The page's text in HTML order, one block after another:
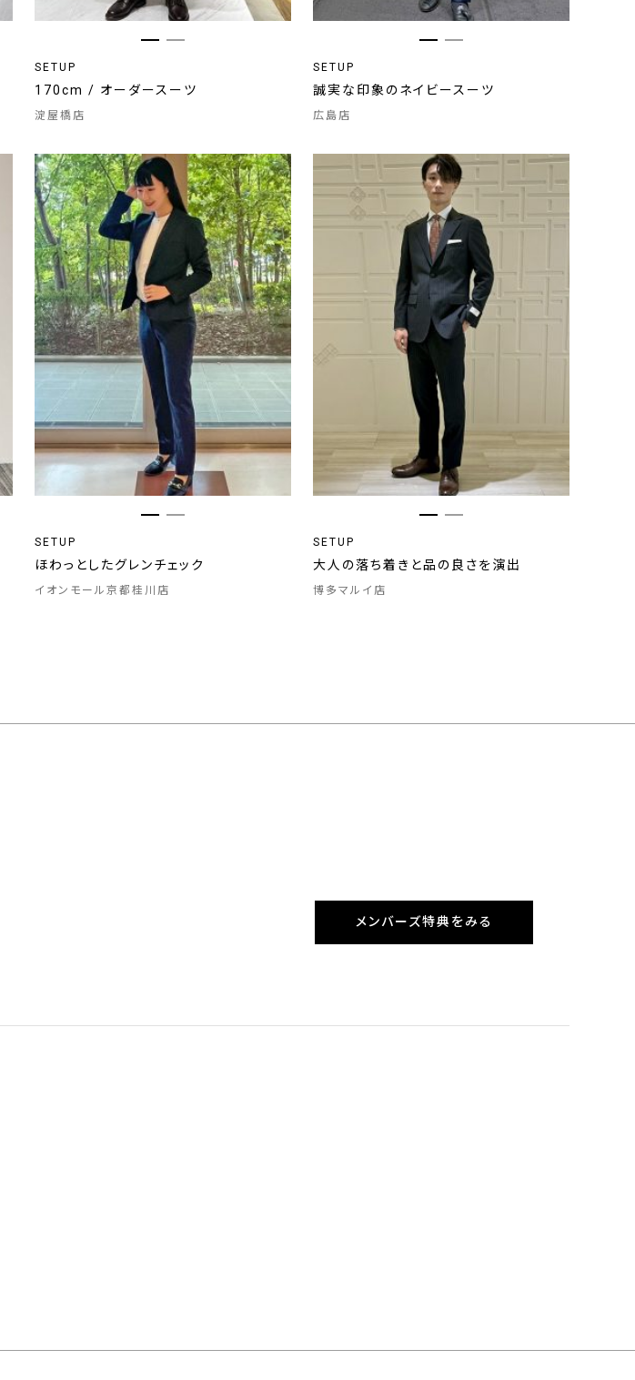
SETUP
170cm / オーダースーツ
淀屋橋店
SETUP
誠実な印象のネイビースーツ
広島店
SETUP
ほわっとしたグレンチェック
イオンモール京都桂川店
SETUP
大人の落ち着きと品の良さを演出
博多マルイ店
メンバーズ特典をみる